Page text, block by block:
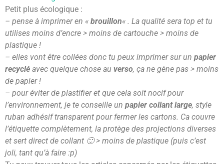
Petit plus écologique :
– pense à imprimer en « brouillon« . La qualité sera top et tu
utilises moins d’encre > moins de cartouche > moins de
plastique !
– elles vont être collées donc tu peux imprimer sur un papier
recyclé avec quelque chose au verso, ça ne gène pas > moins
de papier !
– pour éviter de plastifier et que cela soit nocif pour
l’environnement, je te conseille un papier collant large, style
ruban adhésif transparent pour fermer les cartons. Ca couvre
l’étiquette complètement, la protège des projections diverses
et sert direct de collant 🙂 > moins de plastique (puis c’est
joli, tant qu’à faire :p)